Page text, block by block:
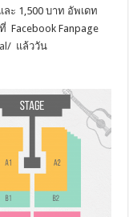
ละ 1,500บาท อัพเดท
ที่Facebook Fanpage
แล้ววัน